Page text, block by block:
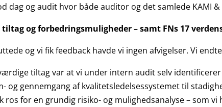
dag og audit hvor både auditor og det samlede KAMI &
og forbedringsmuligheder – samt FNs 17
og vi fik feedback havde vi ingen afvigelser. Vi
tiltag var at vi under intern audit selv
og gennemgang af kvalitetsledelsessystemet til
ros for en grundig risiko- og mulighedsanalyse – som